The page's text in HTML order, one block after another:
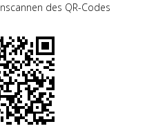
des QR-Codes